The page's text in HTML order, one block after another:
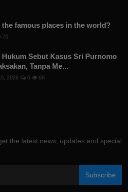
famous places in the world?
70
Sebut Kasus Sri Purnomo
Tanpa Me...
2026 0 68
the latest news, updates and special
Subscribe